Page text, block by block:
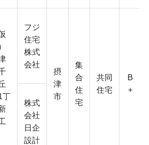
丁
フジ
住宅
株式
会社
摂
津
市
集
合
住
宅
共同
住宅
B
+
株式
会社
日企
設計